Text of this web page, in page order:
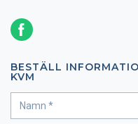
BESTÄLL
KVM